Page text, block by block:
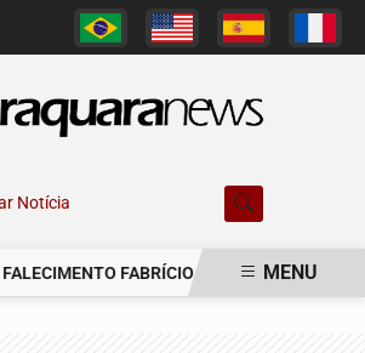
Notícia
FABRÍCIO AUGUSTO FERREIRA
MENU